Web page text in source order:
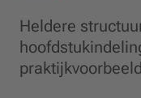
Heldere